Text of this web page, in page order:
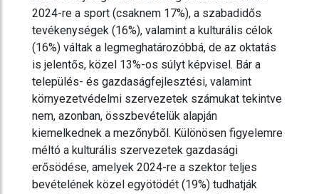
2024-re a sport (csaknem 17%), a szabadidős
tevékenységek (16%), valamint a kulturális célok
(16%) váltak a legmeghatározóbbá, de az oktatás
is jelentős, közel 13%-os súlyt képvisel. Bár a
település- és gazdaságfejlesztési, valamint
környezetvédelmi szervezetek számukat tekintve
nem, azonban, összbevételük alapján
kiemelkednek a mezőnyből. Különösen figyelemre
méltó a kulturális szervezetek gazdasági
erősödése, amelyek 2024-re a szektor teljes
bevételének közel egyötödét (19%) tudhatják